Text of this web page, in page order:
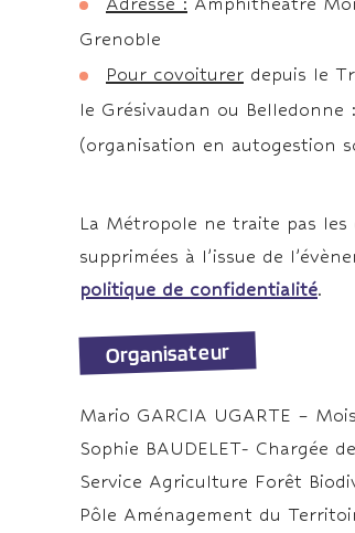
Grenoble
Pour covoiturer depuis le
le Grésivaudan ou
(organisation en autogestion
La Métropole ne traite pas
supprimées à l’issue de
politique de confidentialité.
Organisateur
Mario GARCIA UGARTE –
Sophie BAUDELET- Chargée
Service Agriculture Forêt
Pôle Aménagement du